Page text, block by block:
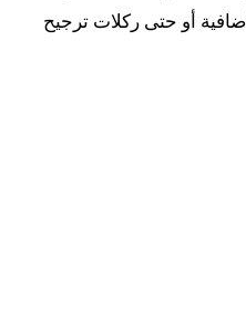
أو حتى ركلات ترجيح